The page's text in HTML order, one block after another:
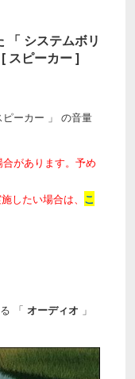
システムボリ
スピーカー ]
ーカー 」 の音量
があります。予め
したい場合は、 こ
「 オーディオ 」